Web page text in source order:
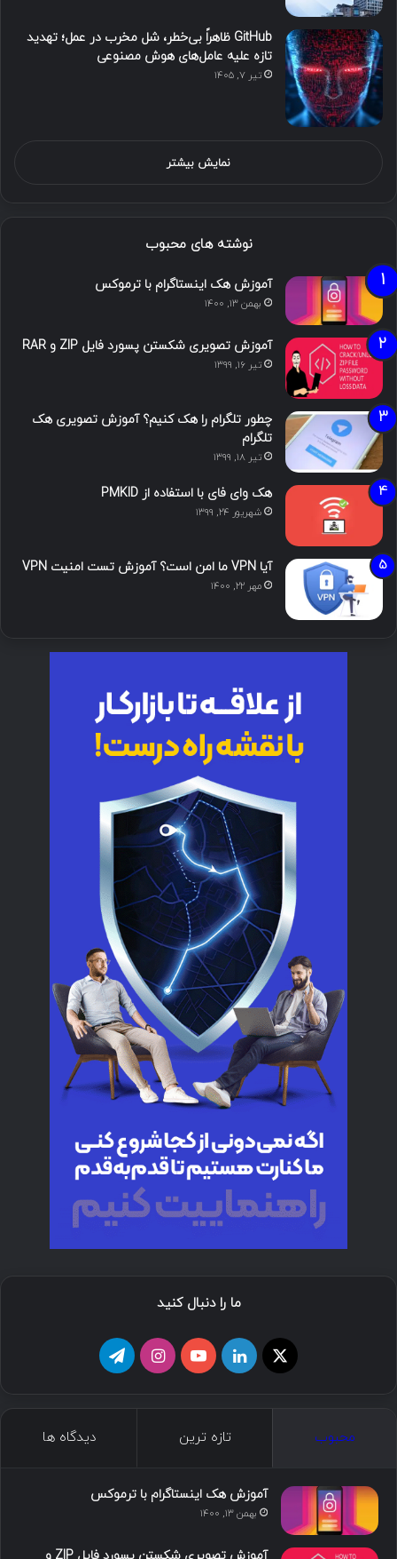
GitHub ظاهراً بی‌خطر، شل مخرب در عمل؛ تهدید
تازه علیه عامل‌های هوش مصنوعی
تیر ۷, ۱۴۰۵
نمایش بیشتر
نوشته های محبوب
آموزش هک اینستاگرام با ترموکس
بهمن ۱۳, ۱۴۰۰
آموزش تصویری شکستن پسورد فایل ZIP و RAR
تیر ۱۶, ۱۳۹۹
چطور تلگرام را هک کنیم؟ آموزش تصویری هک
تلگرام
تیر ۱۸, ۱۳۹۹
هک وای فای با استفاده از PMKID
شهریور ۲۴, ۱۳۹۹
آیا VPN ما امن است؟ آموزش تست امنیت VPN
مهر ۲۲, ۱۴۰۰
ما را دنبال کنید
د
و
ت
ا
محبوب تازه ترین دیدگاه ها
آموزش هک اینستاگرام با ترموکس
بهمن ۱۳, ۱۴۰۰
آموزش تصویری شکستن پسورد فایل ZIP و